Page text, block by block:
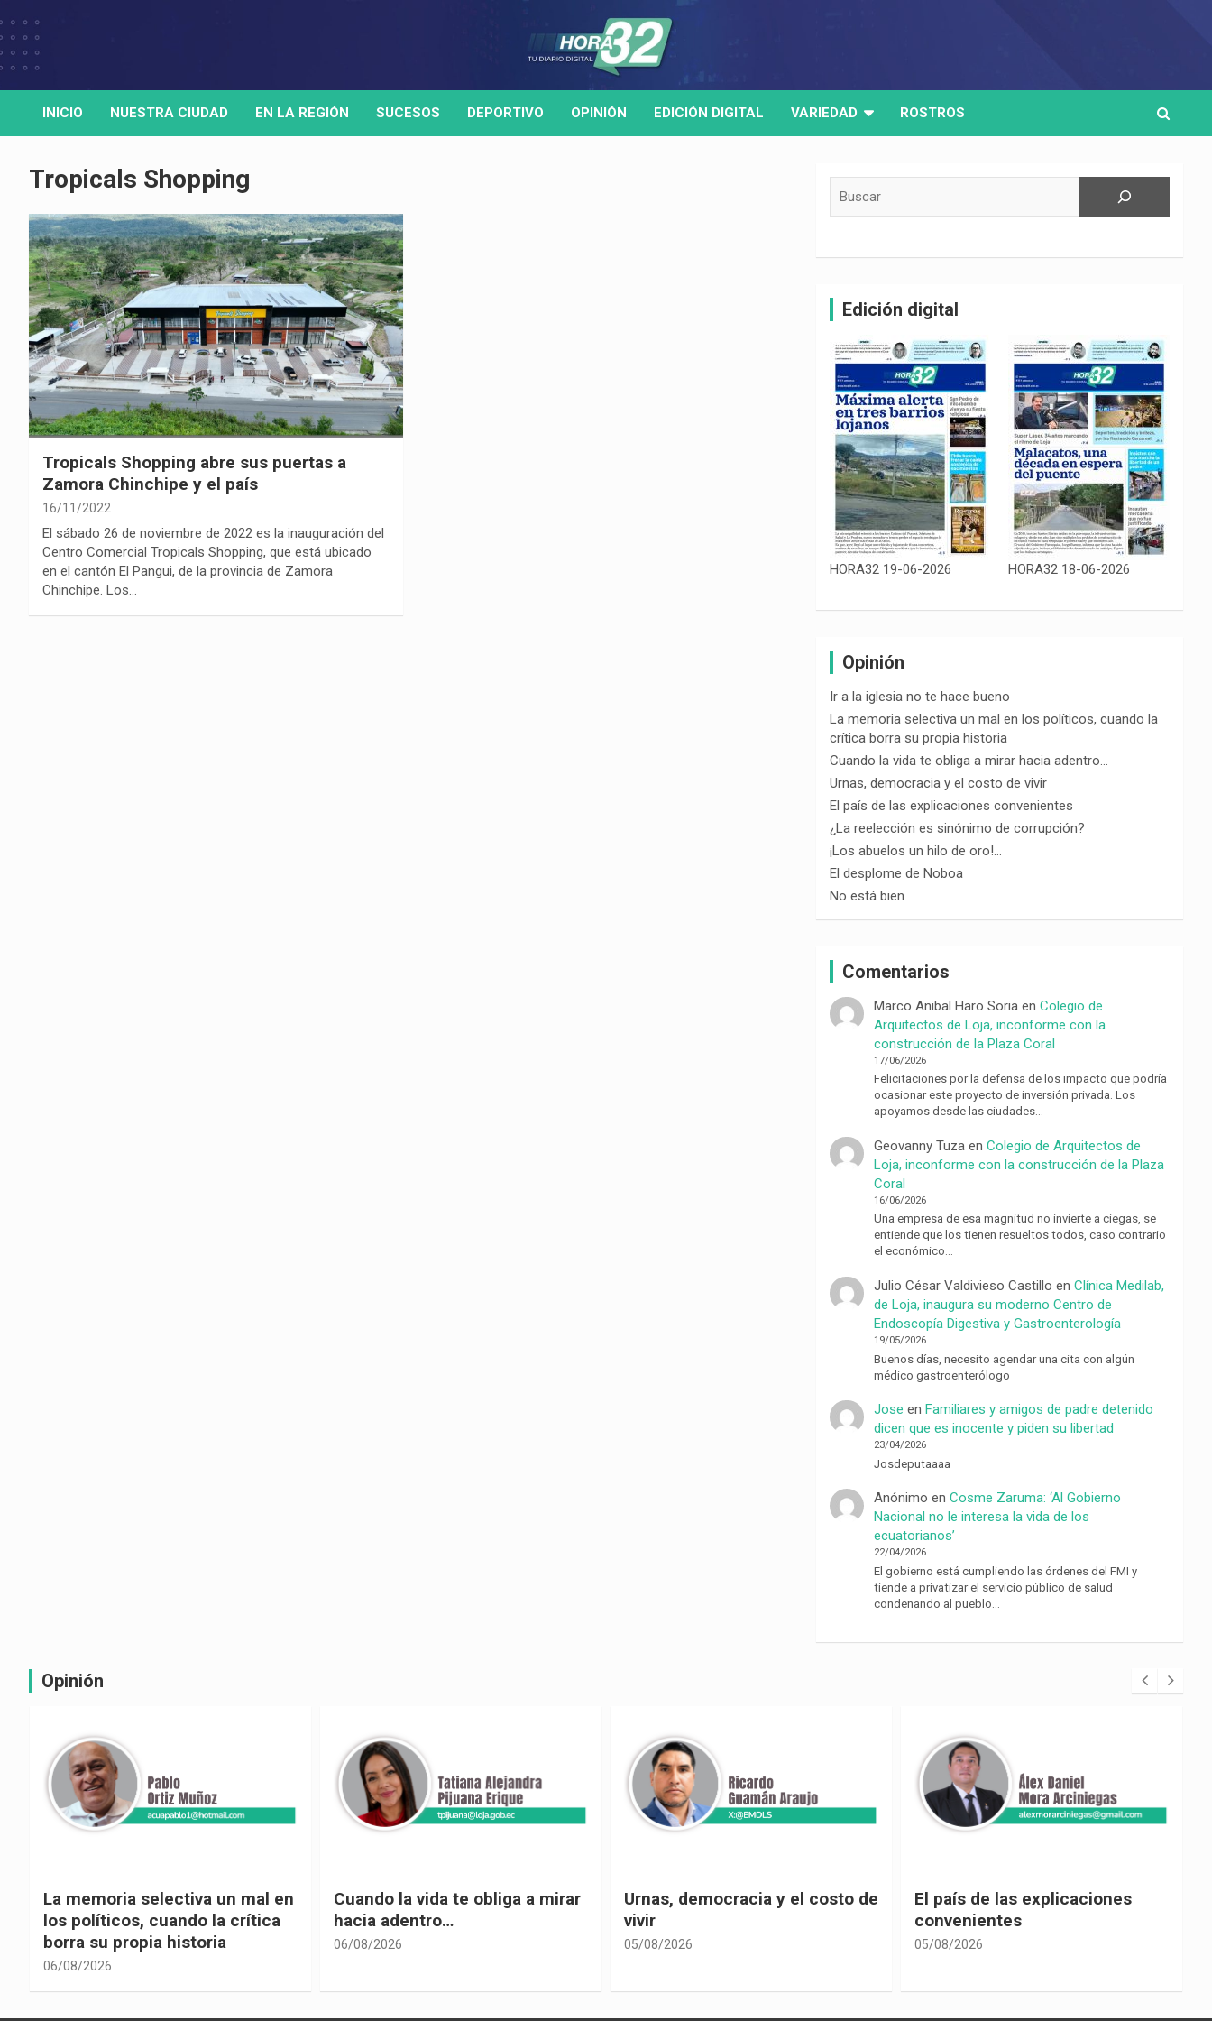
to
HORA32
Medio de comunicación digital
INICIO NUESTRA CIUDAD EN LA REGIÓN SUCESOS DEPORTIVO OPINIÓN EDICIÓN DIGITAL VARIEDAD ROSTROS
Tropicals Shopping
Tropicals Shopping abre sus puertas a
Zamora Chinchipe y el país
16/11/2022
El sábado 26 de noviembre de 2022 es la inauguración del
Centro Comercial Tropicals Shopping, que está ubicado
en el cantón El Pangui, de la provincia de Zamora
Chinchipe. Los…
Edición digital
HORA32 19-06-2026 HORA32 18-06-2026
Opinión
Ir a la iglesia no te hace bueno
La memoria selectiva un mal en los políticos, cuando la
crítica borra su propia historia
Cuando la vida te obliga a mirar hacia adentro…
Urnas, democracia y el costo de vivir
El país de las explicaciones convenientes
¿La reelección es sinónimo de corrupción?
¡Los abuelos un hilo de oro!…
El desplome de Noboa
No está bien
Comentarios
Marco Anibal Haro Soria enColegio de
Arquitectos de Loja, inconforme con la
construcción de la Plaza Coral
17/06/2026
Felicitaciones por la defensa de los impacto que podría
ocasionar este proyecto de inversión privada. Los
apoyamos desde las ciudades…
Geovanny Tuza enColegio de Arquitectos de
Loja, inconforme con la construcción de la Plaza
Coral
16/06/2026
Una empresa de esa magnitud no invierte a ciegas, se
entiende que los tienen resueltos todos, caso contrario
el económico…
Julio César Valdivieso Castillo enClínica Medilab,
de Loja, inaugura su moderno Centro de
Endoscopía Digestiva y Gastroenterología
19/05/2026
Buenos días, necesito agendar una cita con algún
médico gastroenterólogo
Jose enFamiliares y amigos de padre detenido
dicen que es inocente y piden su libertad
23/04/2026
Josdeputaaaa
Anónimo enCosme Zaruma: ‘Al Gobierno
Nacional no le interesa la vida de los
ecuatorianos’
22/04/2026
El gobierno está cumpliendo las órdenes del FMI y
tiende a privatizar el servicio público de salud
condenando al pueblo…
Opinión
La memoria selectiva un mal en
los políticos, cuando la crítica
borra su propia historia
06/08/2026
Cuando la vida te obliga a mirar
hacia adentro…
06/08/2026
Urnas, democracia y el costo de
vivir
05/08/2026
El país de las explicaciones
convenientes
05/08/2026